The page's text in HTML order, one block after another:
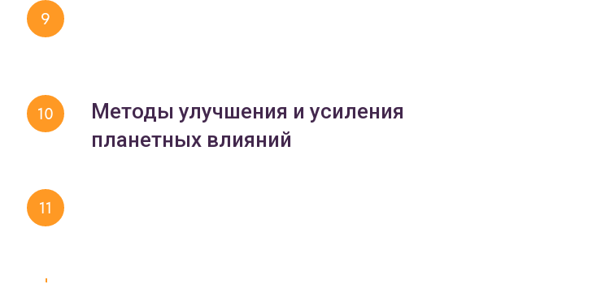
Методы улучшения и усиления
планетных влияний